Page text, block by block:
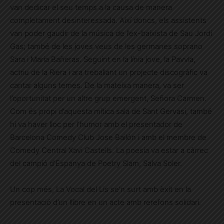
van dedicar el seu temps a la causa de manera
completament desinteressada. Així doncs, els assistents
van poder gaudir de la música de l’ex-baixista de Sau Jordi
Gas; també de les joves veus de les germanes soprano
Sara i Maria Bañeras. Seguint en la línia jove, la Pavvla,
actriu de la Riera i ara treballant un projecte discogràfic va
cantar alguns temes. De la mateixa manera, va ser
l’oportunitat per un altre grup emergent, Señora Carmen.
Com és propi d’aquesta mítica sala de Sant Gervasi, també
hi va haver lloc per l’humor amb el presentador de
Barcelona Comedy Club Jose Bailón i amb el membre de
Comedy Central Xavi Castells. La poesia va estar a càrrec
del campió d’Espanya de Poetry Slam, Salva Soler.
Un cop més, La Vocal del Lis se’n surt amb èxit en la
presentació d’un llibre en un acte amb rerefons solidari.